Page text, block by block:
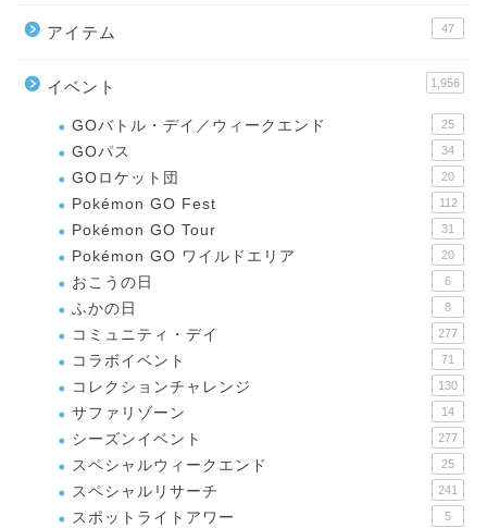
アイテム 47
イベント 1,956
GOバトル・デイ／ウィークエンド 25
GOパス 34
GOロケット団 20
Pokémon GO Fest 112
Pokémon GO Tour 31
Pokémon GO ワイルドエリア 20
おこうの日 6
ふかの日 8
コミュニティ・デイ 277
コラボイベント 71
コレクションチャレンジ 130
サファリゾーン 14
シーズンイベント 277
スペシャルウィークエンド 25
スペシャルリサーチ 241
スポットライトアワー 5